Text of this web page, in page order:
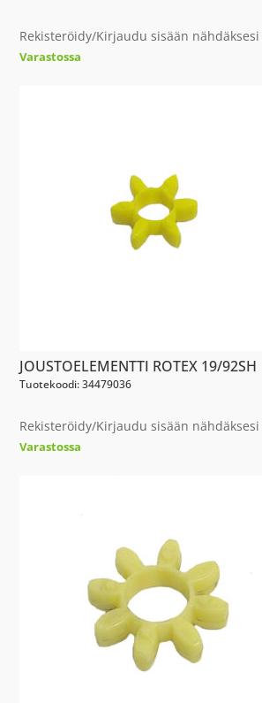
Rekisteröidy/Kirjaudu sisään
Varastossa
JOUSTOELEMENTTI ROTEX 19/92SH
Tuotekoodi: 34479036
Rekisteröidy/Kirjaudu sisään
Varastossa